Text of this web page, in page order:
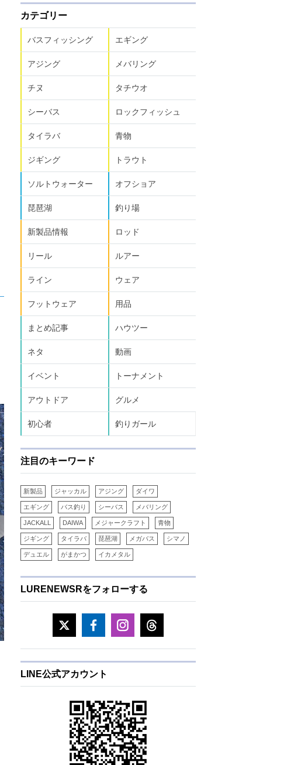
カテゴリー
バスフィッシング エギング
アジング メバリング
チヌ タチウオ
シーバス ロックフィッシュ
タイラバ 青物
ジギング トラウト
ソルトウォーター オフショア
琵琶湖 釣り場
新製品情報 ロッド
リール ルアー
ライン ウェア
フットウェア 用品
まとめ記事 ハウツー
ネタ 動画
イベント トーナメント
アウトドア グルメ
初心者 釣りガール
注目のキーワード
新製品 ジャッカル アジング ダイワ
エギング バス釣り シーバス メバリング
JACKALL DAIWA メジャークラフト 青物
ジギング タイラバ 琵琶湖 メガバス シマノ
デュエル がまかつ イカメタル
LURENEWSRをフォローする
LINE公式アカウント